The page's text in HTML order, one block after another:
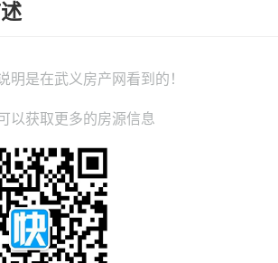
明是在武义房产网 看到的！
以获取更多的房源信息